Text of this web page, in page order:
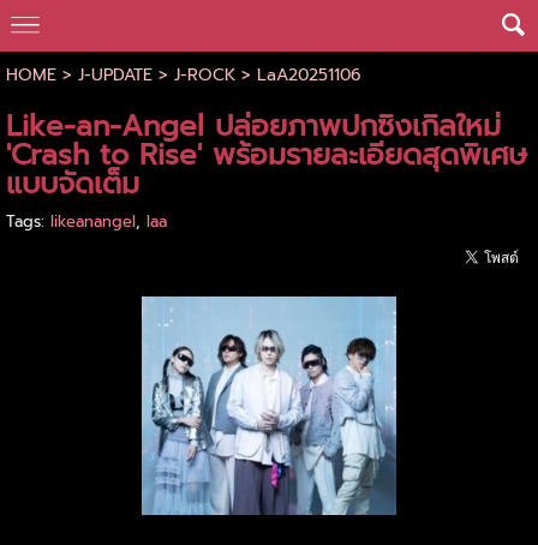
HOME> J-UPDATE> J-ROCK> LaA20251106
Like-an-Angel ปล่อยภาพปกซิงเกิลใหม่
'Crash to Rise' พร้อมรายละเอียดสุดพิเศษ
แบบจัดเต็ม
Tags: likeanangel, laa